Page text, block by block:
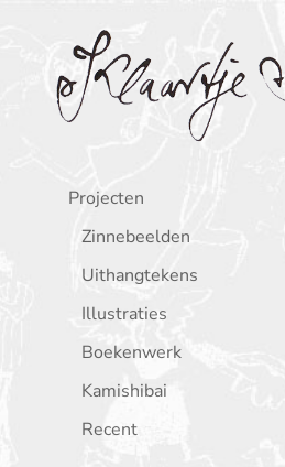
Klaartje
Projecten
Zinnebeelden
Uithangtekens
Illustraties
Boekenwerk
Kamishibai
Recent